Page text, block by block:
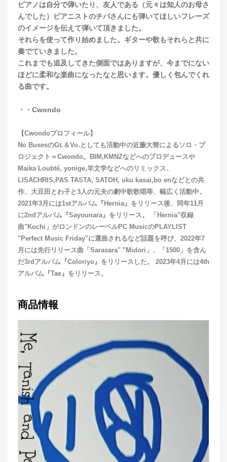
ピアノは自分で弾いたり、友人である（元々は知人のお母さ
んでした）ピアニストのチバさんにも弾いてほしいフレーズ
のイメージを伝えて弾いて頂きました。
それらを使って作り始めました。ギターや歌もそれらと共に
奏でていきました。
これまでも追及してきた側面ではありますが、今までにない
ほどに柔和な楽曲になったなと思います。優しく包んでくれ
る曲です。
・・Cwondo
【Cwondoプロフィール】
No BusesのGt.＆Vo.としても活動中の近藤大彗によるソロ・プ
ロジェクト＝Cwondo。BIM,KMNZなどへのプロデュースや
Maika Loubté, yonige,羊文学などへのリミックス、
LISACHRIS,PAS TASTA, SATOH, uku kasai,bo enなどとの共
作、大豆田とわ子と3人の元夫の劇中歌歌唱等、幅広く活動中。
2021年3月には1stアルバム『Hernia』をリリース後、同年11月
に2ndアルバム『Sayounara』をリリース。 「Hernia"収録
曲"Kochi」がロンドンのレーベルPC MusicのPLAYLIST
"Perfect Music Friday"に選曲されるなど話題を呼び、2022年7
月には先行リリース曲「Sarasara" "Midori」、「1500」を含ん
だ3rdアルバム『Coloriyo』をリリースした。 2023年4月には4th
アルバム『Tae』をリリース。
商品情報